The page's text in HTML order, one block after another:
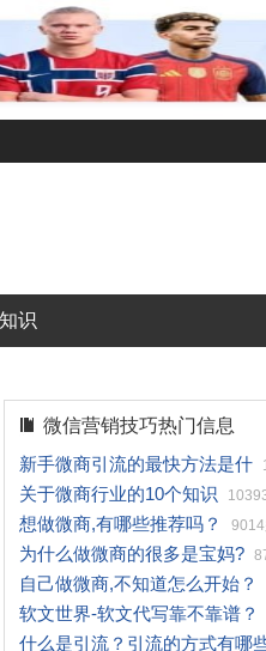
识
微信营销技巧热门信息
新手微商引流的最快方法是什
关于微商行业的10个知识
想做微商,有哪些推荐吗？ 9014
为什么做微商的很多是宝妈?
自己做微商,不知道怎么开始？
软文世界-软文代写靠不靠谱？
什么是引流？引流的方式有哪